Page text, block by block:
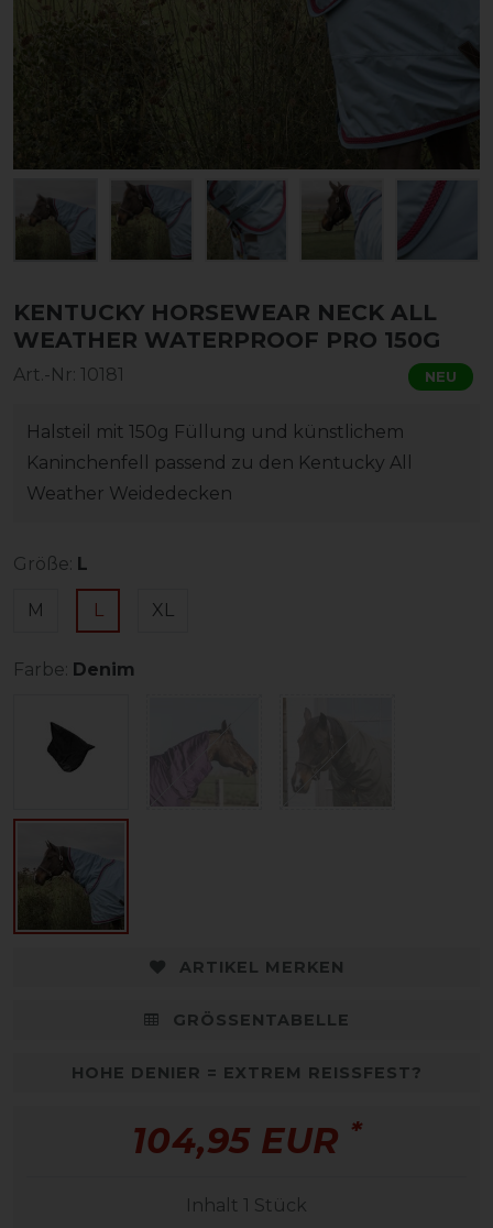
KENTUCKY HORSEWEAR NECK ALL
WEATHER WATERPROOF PRO 150G
Art.-Nr: 10181 NEU
Halsteil mit 150g Füllung und künstlichem
Kaninchenfell passend zu den Kentucky All
Weather Weidedecken
Größe: L
M L XL
Farbe: Denim
ARTIKEL MERKEN
GRÖSSENTABELLE
HOHE DENIER = EXTREM REISSFEST?
104,95 EUR *
Inhalt 1 Stück